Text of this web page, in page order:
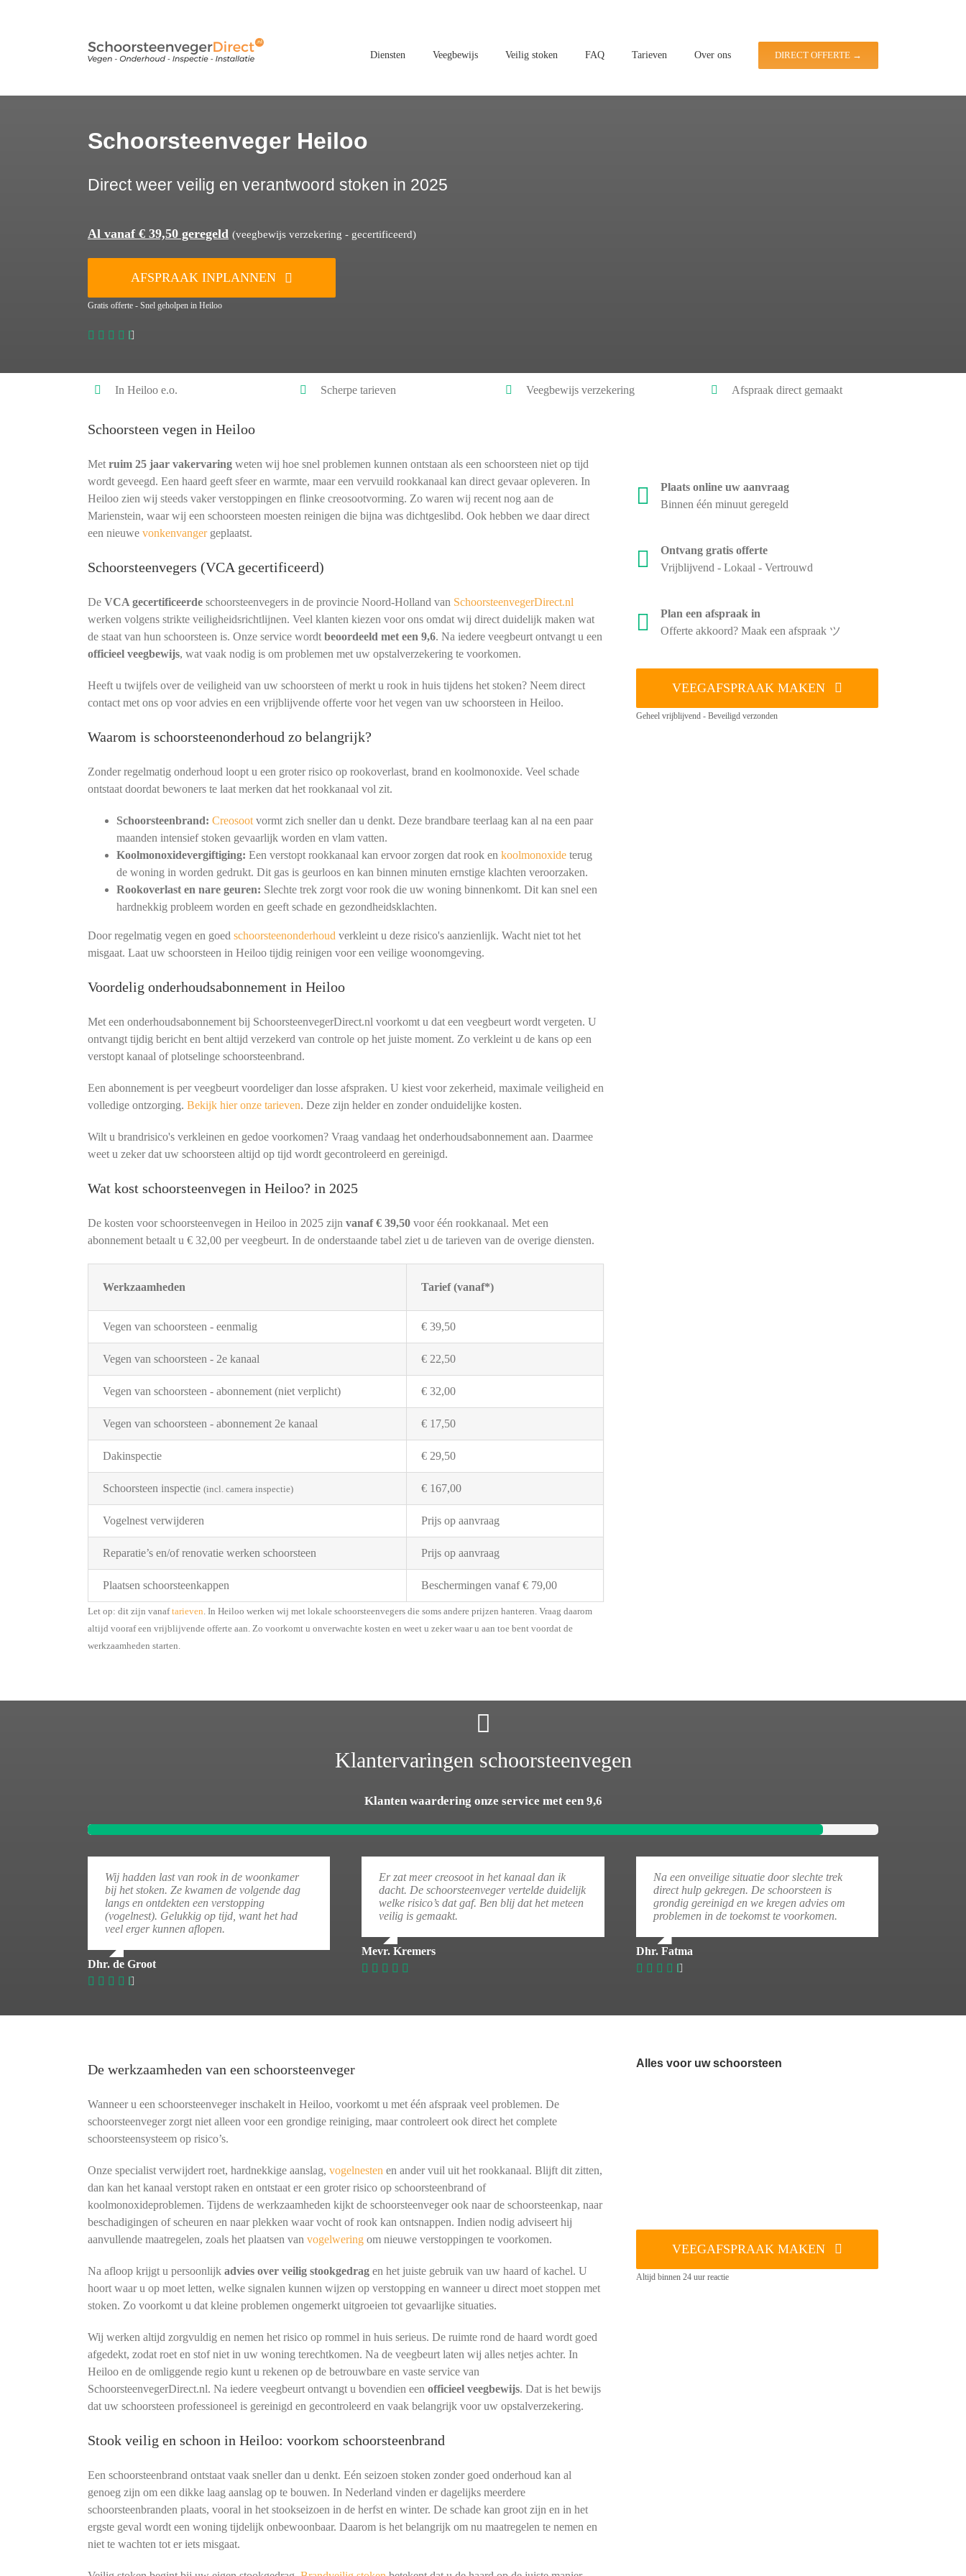
Diensten Veegbewijs Veilig stoken FAQ Tarieven Over ons DIRECT OFFERTE →
Schoorsteenveger Heiloo
Direct weer veilig en verantwoord stoken in 2025
Al vanaf € 39,50 geregeld (veegbewijs verzekering - gecertificeerd)
AFSPRAAK INPLANNEN
Gratis offerte - Snel geholpen in Heiloo
In Heiloo e.o. Scherpe tarieven Veegbewijs verzekering Afspraak direct gemaakt
Schoorsteen vegen in Heiloo
Met ruim 25 jaar vakervaringweten wij hoe snel problemen kunnen ontstaan als een schoorsteen niet op tijd
wordt geveegd. Een haard geeft sfeer en warmte, maar een vervuild rookkanaal kan direct gevaar opleveren. In
Heiloo zien wij steeds vaker verstoppingen en flinke creosootvorming. Zo waren wij recent nog aan de
Marienstein, waar wij een schoorsteen moesten reinigen die bijna was dichtgeslibd. Ook hebben we daar direct
een nieuwe vonkenvangergeplaatst.
Schoorsteenvegers (VCA gecertificeerd)
De VCA gecertificeerdeschoorsteenvegers in de provincie Noord-Holland van SchoorsteenvegerDirect.nl
werken volgens strikte veiligheidsrichtlijnen. Veel klanten kiezen voor ons omdat wij direct duidelijk maken wat
de staat van hun schoorsteen is. Onze service wordt beoordeeld met een 9,6. Na iedere veegbeurt ontvangt u een
officieel veegbewijs, wat vaak nodig is om problemen met uw opstalverzekering te voorkomen.
Heeft u twijfels over de veiligheid van uw schoorsteen of merkt u rook in huis tijdens het stoken? Neem direct
contact met ons op voor advies en een vrijblijvende offerte voor het vegen van uw schoorsteen in Heiloo.
Waarom is schoorsteenonderhoud zo belangrijk?
Zonder regelmatig onderhoud loopt u een groter risico op rookoverlast, brand en koolmonoxide. Veel schade
ontstaat doordat bewoners te laat merken dat het rookkanaal vol zit.
Schoorsteenbrand: Creosootvormt zich sneller dan u denkt. Deze brandbare teerlaag kan al na een paar
maanden intensief stoken gevaarlijk worden en vlam vatten.
Koolmonoxidevergiftiging: Een verstopt rookkanaal kan ervoor zorgen dat rook en koolmonoxideterug
de woning in worden gedrukt. Dit gas is geurloos en kan binnen minuten ernstige klachten veroorzaken.
Rookoverlast en nare geuren: Slechte trek zorgt voor rook die uw woning binnenkomt. Dit kan snel een
hardnekkig probleem worden en geeft schade en gezondheidsklachten.
Door regelmatig vegen en goed schoorsteenonderhoud verkleint u deze risico's aanzienlijk. Wacht niet tot het
misgaat. Laat uw schoorsteen in Heiloo tijdig reinigen voor een veilige woonomgeving.
Voordelig onderhoudsabonnement in Heiloo
Met een onderhoudsabonnement bij SchoorsteenvegerDirect.nl voorkomt u dat een veegbeurt wordt vergeten. U
ontvangt tijdig bericht en bent altijd verzekerd van controle op het juiste moment. Zo verkleint u de kans op een
verstopt kanaal of plotselinge schoorsteenbrand.
Een abonnement is per veegbeurt voordeliger dan losse afspraken. U kiest voor zekerheid, maximale veiligheid en
volledige ontzorging. Bekijk hier onze tarieven. Deze zijn helder en zonder onduidelijke kosten.
Wilt u brandrisico's verkleinen en gedoe voorkomen? Vraag vandaag het onderhoudsabonnement aan. Daarmee
weet u zeker dat uw schoorsteen altijd op tijd wordt gecontroleerd en gereinigd.
Wat kost schoorsteenvegen in Heiloo? in 2025
De kosten voor schoorsteenvegen in Heiloo in 2025 zijn vanaf € 39,50voor één rookkanaal. Met een
abonnement betaalt u € 32,00 per veegbeurt. In de onderstaande tabel ziet u de tarieven van de overige diensten.
Werkzaamheden Tarief (vanaf*)
Vegen van schoorsteen - eenmalig € 39,50
Vegen van schoorsteen - 2e kanaal € 22,50
Vegen van schoorsteen - abonnement (niet verplicht) € 32,00
Vegen van schoorsteen - abonnement 2e kanaal € 17,50
Dakinspectie € 29,50
Schoorsteen inspectie (incl. camera inspectie) € 167,00
Vogelnest verwijderen Prijs op aanvraag
Reparatie’s en/of renovatie werken schoorsteen Prijs op aanvraag
Plaatsen schoorsteenkappen Beschermingen vanaf € 79,00
Let op: dit zijn vanaftarieven . In Heiloo werken wij met lokale schoorsteenvegers die soms andere prijzen hanteren. Vraag daarom
altijd vooraf een vrijblijvende offerte aan. Zo voorkomt u onverwachte kosten en weet u zeker waar u aan toe bent voordat de
werkzaamheden starten.
Plaats online uw aanvraag
Binnen één minuut geregeld
Ontvang gratis offerte
Vrijblijvend - Lokaal - Vertrouwd
Plan een afspraak in
Offerte akkoord? Maak een afspraak ツ
VEEGAFSPRAAK MAKEN
Geheel vrijblijvend - Beveiligd verzonden
Klantervaringen schoorsteenvegen
Klanten waardering onze service met een 9,6
Wij hadden last van rook in de woonkamer
bij het stoken. Ze kwamen de volgende dag
langs en ontdekten een verstopping
(vogelnest). Gelukkig op tijd, want het had
veel erger kunnen aflopen.
Dhr. de Groot
Er zat meer creosoot in het kanaal dan ik
dacht. De schoorsteenveger vertelde duidelijk
welke risico’s dat gaf. Ben blij dat het meteen
veilig is gemaakt.
Mevr. Kremers
Na een onveilige situatie door slechte trek
direct hulp gekregen. De schoorsteen is
grondig gereinigd en we kregen advies om
problemen in de toekomst te voorkomen.
Dhr. Fatma
De werkzaamheden van een schoorsteenveger
Wanneer u een schoorsteenveger inschakelt in Heiloo, voorkomt u met één afspraak veel problemen. De
schoorsteenveger zorgt niet alleen voor een grondige reiniging, maar controleert ook direct het complete
schoorsteensysteem op risico’s.
Onze specialist verwijdert roet, hardnekkige aanslag, vogelnesten en ander vuil uit het rookkanaal. Blijft dit zitten,
dan kan het kanaal verstopt raken en ontstaat er een groter risico op schoorsteenbrand of
koolmonoxideproblemen. Tijdens de werkzaamheden kijkt de schoorsteenveger ook naar de schoorsteenkap, naar
beschadigingen of scheuren en naar plekken waar vocht of rook kan ontsnappen. Indien nodig adviseert hij
aanvullende maatregelen, zoals het plaatsen van vogelweringom nieuwe verstoppingen te voorkomen.
Na afloop krijgt u persoonlijk advies over veilig stookgedragen het juiste gebruik van uw haard of kachel. U
hoort waar u op moet letten, welke signalen kunnen wijzen op verstopping en wanneer u direct moet stoppen met
stoken. Zo voorkomt u dat kleine problemen ongemerkt uitgroeien tot gevaarlijke situaties.
Wij werken altijd zorgvuldig en nemen het risico op rommel in huis serieus. De ruimte rond de haard wordt goed
afgedekt, zodat roet en stof niet in uw woning terechtkomen. Na de veegbeurt laten wij alles netjes achter. In
Heiloo en de omliggende regio kunt u rekenen op de betrouwbare en vaste service van
SchoorsteenvegerDirect.nl. Na iedere veegbeurt ontvangt u bovendien een officieel veegbewijs. Dat is het bewijs
dat uw schoorsteen professioneel is gereinigd en gecontroleerd en vaak belangrijk voor uw opstalverzekering.
Stook veilig en schoon in Heiloo: voorkom schoorsteenbrand
Een schoorsteenbrand ontstaat vaak sneller dan u denkt. Eén seizoen stoken zonder goed onderhoud kan al
genoeg zijn om een dikke laag aanslag op te bouwen. In Nederland vinden er dagelijks meerdere
schoorsteenbranden plaats, vooral in het stookseizoen in de herfst en winter. De schade kan groot zijn en in het
ergste geval wordt een woning tijdelijk onbewoonbaar. Daarom is het belangrijk om nu maatregelen te nemen en
niet te wachten tot er iets misgaat.
Alles voor uw schoorsteen
VEEGAFSPRAAK MAKEN
Altijd binnen 24 uur reactie